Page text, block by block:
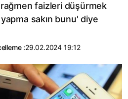
faizleri düşürmek
sakın bunu' diye
:29.02.2024 19:12